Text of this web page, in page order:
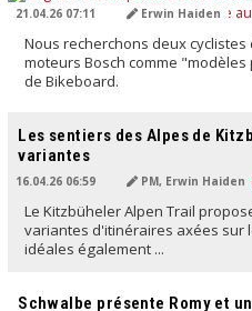
21.04.26 07:11 Erwin Haiden
Nous recherchons deux
moteurs Bosch comme
de Bikeboard.
Les sentiers des Alpes de
variantes
16.04.26 06:59 PM, Erwin Haiden
Le Kitzbüheler Alpen Trail
variantes d'itinéraires axées sur
idéales également ...
Schwalbe présente Romy et